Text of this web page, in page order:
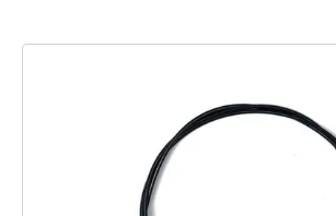
Stof
Naai & Breiatelier